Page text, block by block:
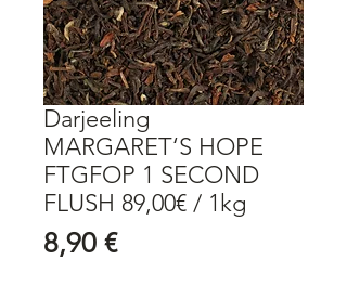
Darjeeling
MARGARET‘S HOPE
FTGFOP 1 SECOND
FLUSH 89,00€ / 1kg
8,90 €Preis